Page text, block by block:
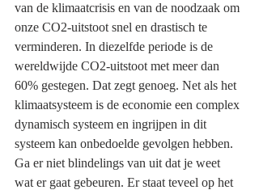
van de klimaatcrisis en van de noodzaak om
onze CO2-uitstoot snel en drastisch te
verminderen. In diezelfde periode is de
wereldwijde CO2-uitstoot met meer dan
60% gestegen. Dat zegt genoeg. Net als het
klimaatsysteem is de economie een complex
dynamisch systeem en ingrijpen in dit
systeem kan onbedoelde gevolgen hebben.
Ga er niet blindelings van uit dat je weet
wat er gaat gebeuren. Er staat teveel op het